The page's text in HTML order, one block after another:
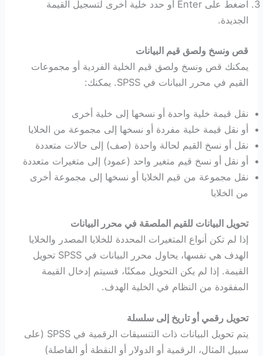
اضغط على Enter أو حدد خلية أخرى لتسجيل القيمة
الجديدة.
قص ونسخ ولصق قيم البيانات
يمكنك قص ونسخ ولصق قيم الخلية الفردية أو مجموعات
القيم في محرر البيانات في SPSS. يمكنك:
نقل قيمة خلية واحدة أو نسخها إلى خلية أخرى
أو نقل قيمة خلية مفردة أو نسخها إلى مجموعة من الخلايا
نقل أو نسخ القيم لحالة واحدة (صف) إلى حالات متعددة
أو نقل أو نسخ قيم متغير واحد (عمود) إلى متغيرات متعددة
نقل مجموعة من قيم الخلايا أو نسخها إلى مجموعة أخرى
من الخلايا
تحويل البيانات للقيم الملصقة في محرر البيانات
إذا لم تكن أنواع المتغيرات المحددة للخلايا المصدر والخلايا
الهدف هي نفسها، يحاول محرر البيانات في SPSS تحويل
القيمة. إذا لم يكن التحويل ممكنًا، فسيتم إدخال القيمة
المفقودة من النظام في الخلية الهدف.
تحويل رقمي أو تاريخ إلى سلسلة
يتم تحويل البيانات ذات التنسيقات الرقمية في SPSS (على
سبيل المثال، الرقمية أو الدولار أو النقطة أو الفاصلة)